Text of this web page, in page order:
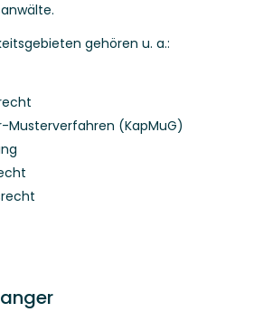
gehören u. a.:
Musterverfahren (KapMuG)